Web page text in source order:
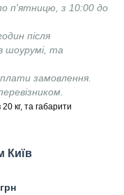
п'ятницю, з 10:00 до
після
шоурумі, та
замовлення.
кг, та габарити
Київ